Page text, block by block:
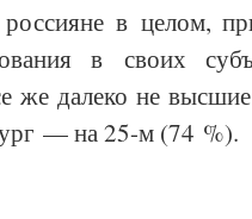
в целом,
в своих
же далеко не
— на 25-м (74 %).